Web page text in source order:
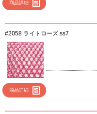
商品詳細
#2058 ライトローズ ss7
商品詳細